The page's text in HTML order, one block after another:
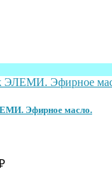
Эфирное масло.